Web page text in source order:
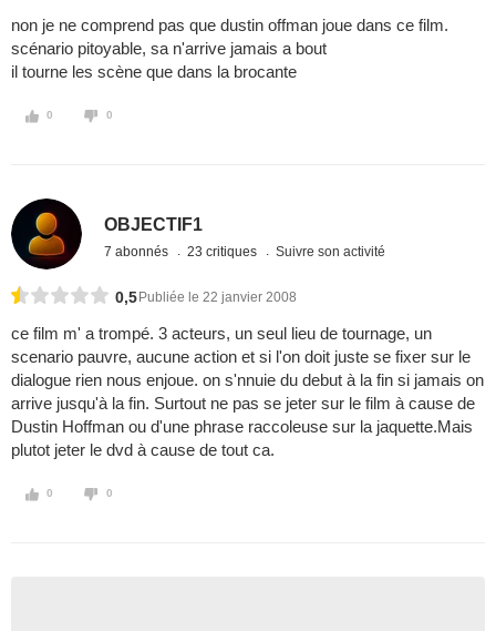
non je ne comprend pas que dustin offman joue dans ce film.
scénario pitoyable, sa n'arrive jamais a bout
il tourne les scène que dans la brocante
0 0
OBJECTIF1
7 abonnés 23 critiques Suivre son activité
0,5 Publiée le 22 janvier 2008
ce film m' a trompé. 3 acteurs, un seul lieu de tournage, un
scenario pauvre, aucune action et si l'on doit juste se fixer sur le
dialogue rien nous enjoue. on s'nnuie du debut à la fin si jamais on
arrive jusqu'à la fin. Surtout ne pas se jeter sur le film à cause de
Dustin Hoffman ou d'une phrase raccoleuse sur la jaquette.Mais
plutot jeter le dvd à cause de tout ca.
0 0